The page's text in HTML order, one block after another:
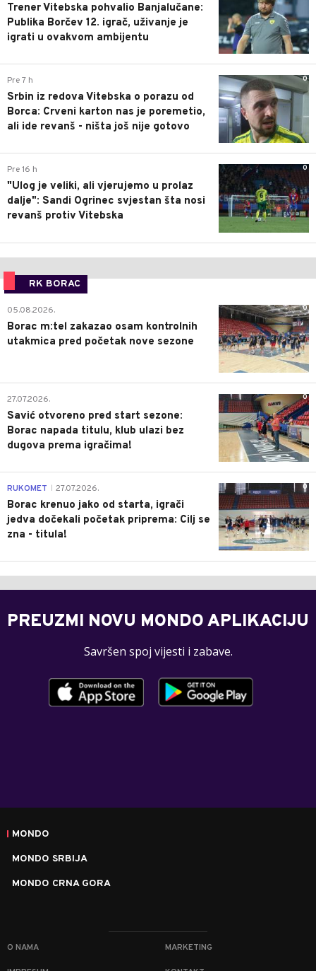
Trener Vitebska pohvalio Banjalučane:
Publika Borčev 12. igrač, uživanje je
igrati u ovakvom ambijentu
0
Pre 7 h
Srbin iz redova Vitebska o porazu od
Borca: Crveni karton nas je poremetio,
ali ide revanš - ništa još nije gotovo
0
Pre 16 h
"Ulog je veliki, ali vjerujemo u prolaz
dalje": Sandi Ogrinec svjestan šta nosi
revanš protiv Vitebska
RK BORAC
0
05.08.2026.
Borac m:tel zakazao osam kontrolnih
utakmica pred početak nove sezone
0
27.07.2026.
Savić otvoreno pred start sezone:
Borac napada titulu, klub ulazi bez
dugova prema igračima!
0
RUKOMET 27.07.2026.
Borac krenuo jako od starta, igrači
jedva dočekali početak priprema: Cilj se
zna - titula!
PREUZMI NOVU MONDO APLIKACIJU
Savršen spoj vijesti i zabave.
MONDO
MONDO SRBIJA
MONDO CRNA GORA
O NAMA MARKETING